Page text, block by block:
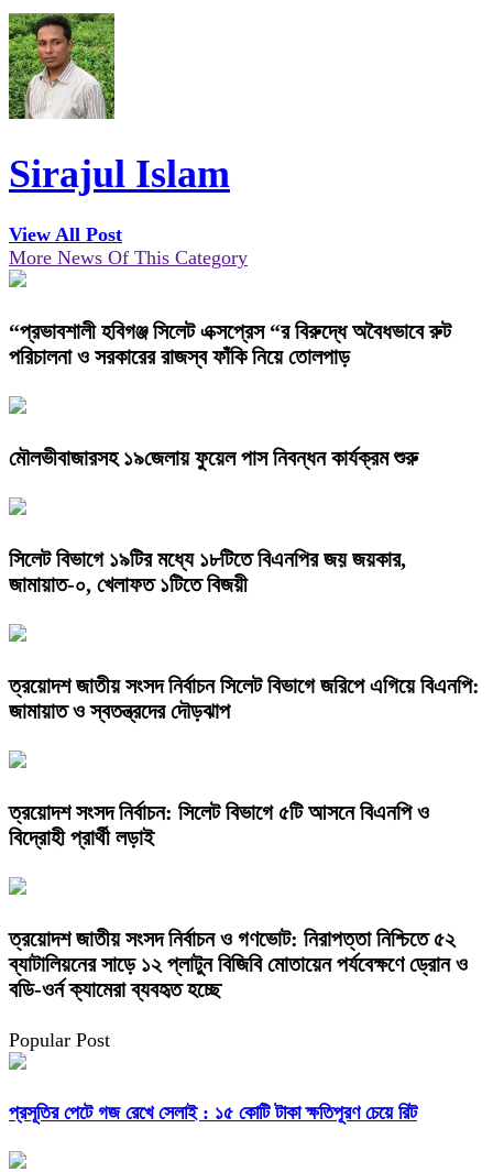
Sirajul Islam
View All Post
More News Of This Category
“প্রভাবশালী হবিগঞ্জ সিলেট এক্সপ্রেস “র বিরুদ্ধে অবৈধভাবে রুট
পরিচালনা ও সরকারের রাজস্ব ফাঁকি নিয়ে তোলপাড়
মৌলভীবাজারসহ ১৯জেলায় ফুয়েল পাস নিবন্ধন কার্যক্রম শুরু
সিলেট বিভাগে ১৯টির মধ্যে ১৮টিতে বিএনপির জয় জয়কার,
জামায়াত-০, খেলাফত ১টিতে বিজয়ী
ত্রয়োদশ জাতীয় সংসদ নির্বাচন সিলেট বিভাগে জরিপে এগিয়ে বিএনপি:
জামায়াত ও স্বতন্ত্রদের দৌড়ঝাপ
ত্রয়োদশ সংসদ নির্বাচন: সিলেট বিভাগে ৫টি আসনে বিএনপি ও
বিদ্রোহী প্রার্থী লড়াই
ত্রয়োদশ জাতীয় সংসদ নির্বাচন ও গণভোট: নিরাপত্তা নিশ্চিতে ৫২
ব্যাটালিয়নের সাড়ে ১২ প্লাটুন বিজিবি মোতায়েন পর্যবেক্ষণে ড্রোন ও
বডি-ওর্ন ক্যামেরা ব্যবহৃত হচ্ছে
Popular Post
প্রসূতির পেটে গজ রেখে সেলাই : ১৫ কোটি টাকা ক্ষতিপূরণ চেয়ে রিট